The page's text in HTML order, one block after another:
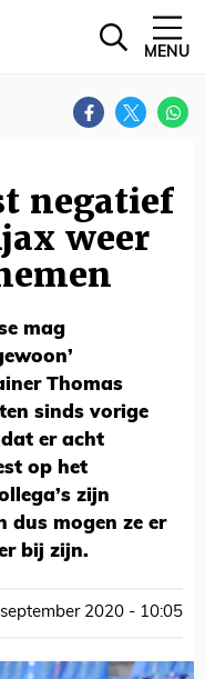
MENU
negatief
weer
mag
Thomas
sinds vorige
er acht
op het
zijn
dus mogen ze er
bij zijn.
2020 - 10:05